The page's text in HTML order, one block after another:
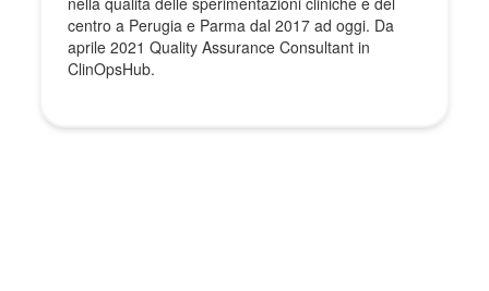
centro a Perugia e Parma dal 2017 ad oggi. Da
aprile 2021 Quality Assurance Consultant in
ClinOpsHub.